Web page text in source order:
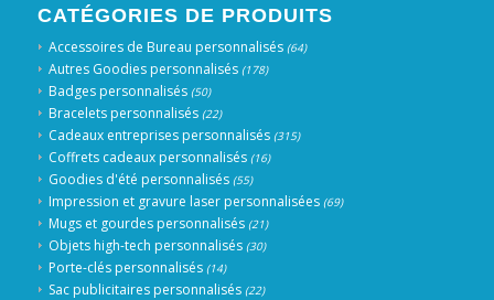
CATÉGORIES DE PRODUITS
Accessoires de Bureau personnalisés (64)
Autres Goodies personnalisés (178)
Badges personnalisés (50)
Bracelets personnalisés (22)
Cadeaux entreprises personnalisés (315)
Coffrets cadeaux personnalisés (16)
Goodies d'été personnalisés (55)
Impression et gravure laser personnalisées (69)
Mugs et gourdes personnalisés (21)
Objets high-tech personnalisés (30)
Porte-clés personnalisés (14)
Sac publicitaires personnalisés (22)